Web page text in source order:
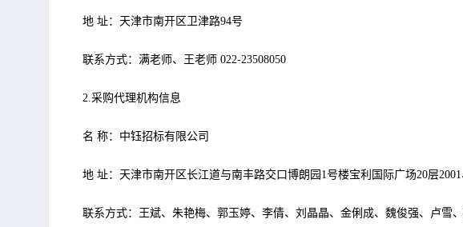
地 址：天津市南开区卫津路94号
联系方式：满老师、王老师 022-23508050
2.采购代理机构信息
名 称：中钰招标有限公司
地 址：天津市南开区长江道与南丰路交口博朗园1号楼宝利国际广场20层2001
联系方式：王斌、朱艳梅、郭玉婷、李倩、刘晶晶、金俐成、魏俊强、卢雪、